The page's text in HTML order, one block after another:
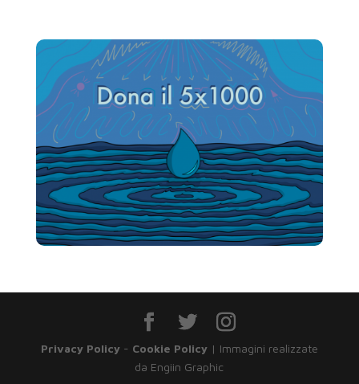
Privacy Policy- Cookie Policy| Immagini realizzate
da Engiin Graphic